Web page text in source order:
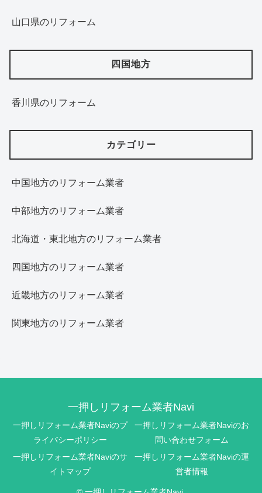
山口県のリフォーム
四国地方
香川県のリフォーム
カテゴリー
中国地方のリフォーム業者
中部地方のリフォーム業者
北海道・東北地方のリフォーム業者
四国地方のリフォーム業者
近畿地方のリフォーム業者
関東地方のリフォーム業者
一押しリフォーム業者Navi
一押しリフォーム業者Naviのプ
ライバシーポリシー
一押しリフォーム業者Naviのお
問い合わせフォーム
一押しリフォーム業者Naviのサ
イトマップ
一押しリフォーム業者Naviの運
営者情報